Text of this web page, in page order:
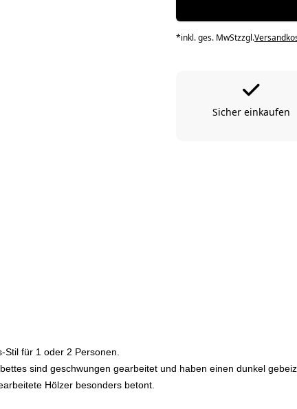
*inkl. ges. MwStzzgl.
Sicher einkaufen
für 1 oder 2 Personen.
sind geschwungen gearbeitet und haben einen dunkel
Hölzer besonders betont.